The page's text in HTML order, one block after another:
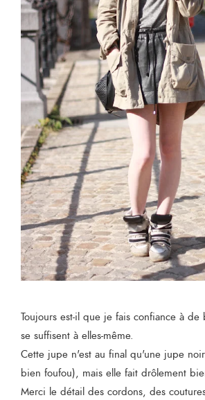
Toujours est-il que je fais confiance à
se suffisent à elles-même.
Cette jupe n'est au final qu'une jupe
bien foufou), mais elle fait drôlement
Merci le détail des cordons, des